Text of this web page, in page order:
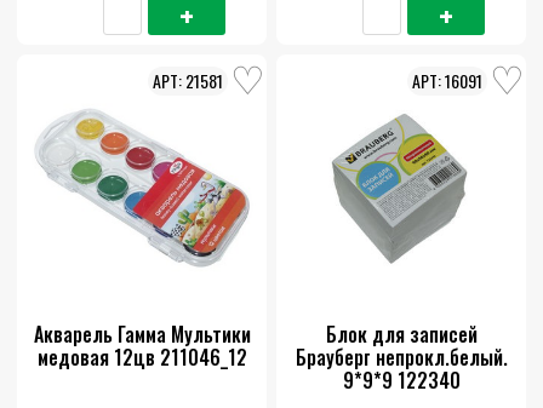
Акварель Гамма Мультики
медовая 12цв 211046_12
21581
Блок для записей
Брауберг непрокл.белый.
9*9*9 122340
16091